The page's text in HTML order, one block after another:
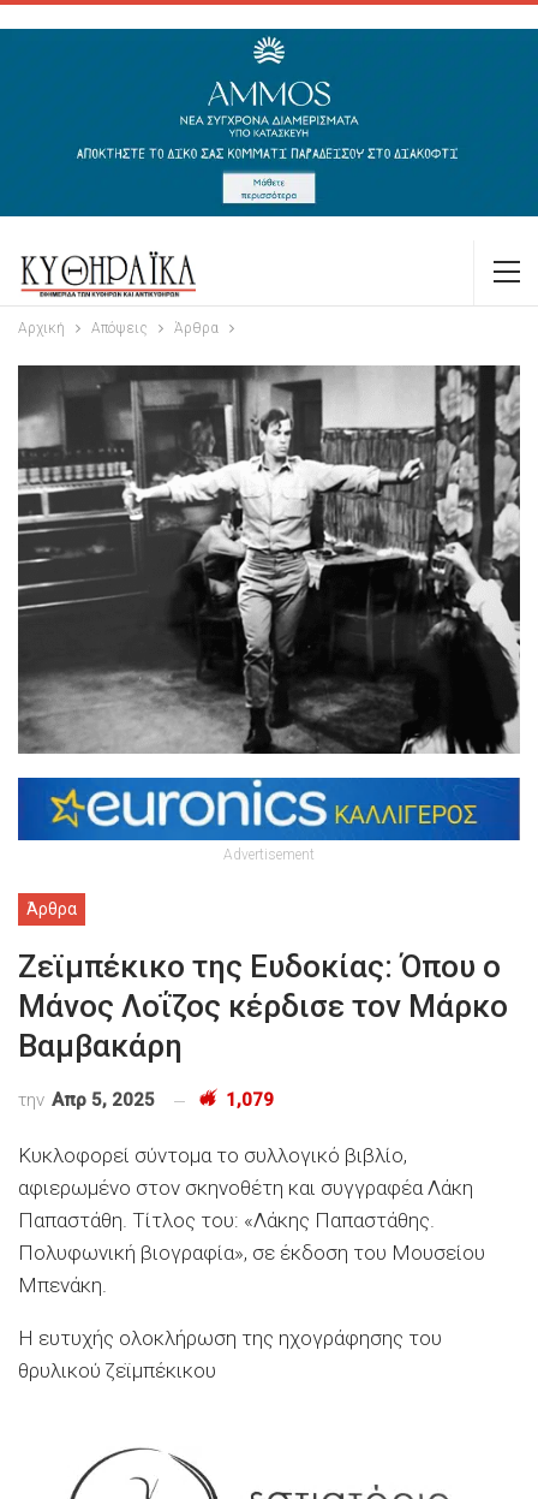
Αρχική Απόψεις Άρθρα
Advertisement
Άρθρα
Ζεϊμπέκικο της Ευδοκίας: Όπου ο
Μάνος Λοΐζος κέρδισε τον Μάρκο
Βαμβακάρη
την Απρ 5, 2025 1,079
Κυκλοφορεί σύντομα το συλλογικό βιβλίο,
αφιερωμένο στον σκηνοθέτη και συγγραφέα Λάκη
Παπαστάθη. Τίτλος του: «Λάκης Παπαστάθης.
Πολυφωνική βιογραφία», σε έκδοση του Μουσείου
Μπενάκη.
Η ευτυχής ολοκλήρωση της ηχογράφησης του
θρυλικού ζεϊμπέκικου